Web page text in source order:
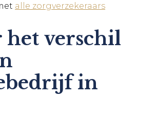
alle zorgverzekeraars
het verschil
in